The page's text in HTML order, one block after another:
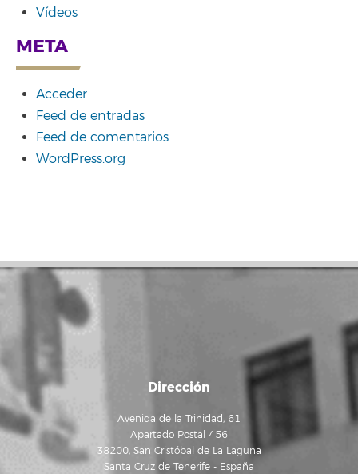
Vídeos
META
Acceder
Feed de entradas
Feed de comentarios
WordPress.org
Dirección
Avenida de la Trinidad, 61
Apartado Postal 456
38200, San Cristóbal de La Laguna
Santa Cruz de Tenerife - España